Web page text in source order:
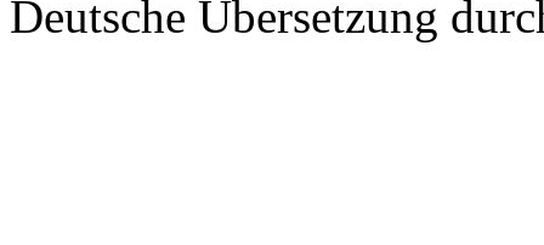
Deutsche Übersetzung